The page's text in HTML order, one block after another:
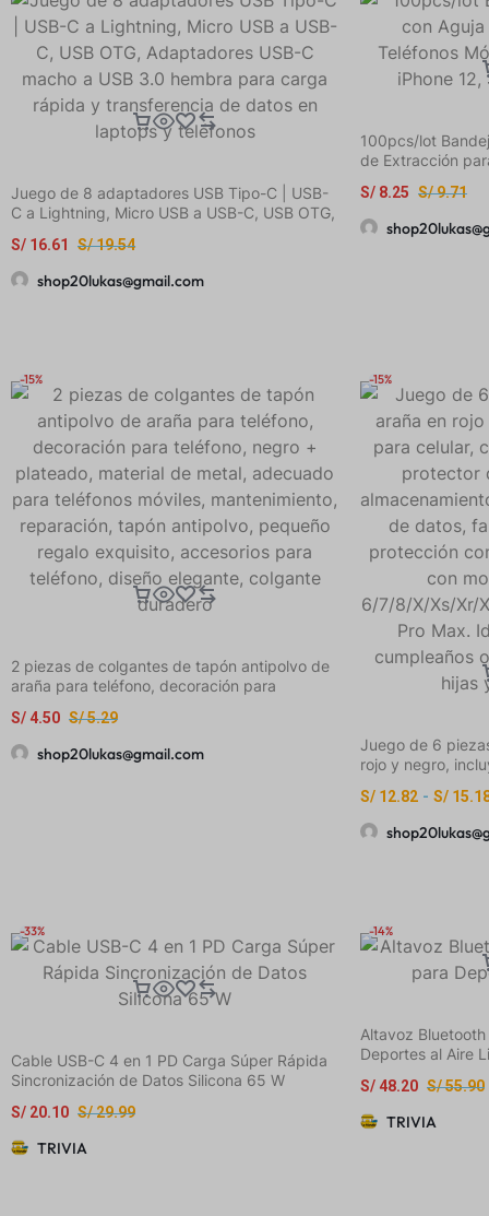
Juego de 8 adaptadores USB Tipo-C | USB-
C a Lightning, Micro USB a USB-C, USB OTG,
hembra para carga rápida y transferencia de
datos en laptops y teléfonos
S/19.54
S/ 16.61
shop20lukas@gmail.com
100pcs/lot
de Extracción
HUAWEI S/9.71
S/ 8.25
-15%
2 piezas de colgantes de tapón antipolvo de
araña para teléfono, decoración para
adecuado para teléfonos móviles,
mantenimiento, reparación, tapón antipolvo,
pequeño regalo exquisito, accesorios para
S/5.29
S/ 4.50
shop20lukas@gmail.com
-15%
Juego de 6
rojo y negro,
correa de
cable de datos,
protección
S/ 12.82 - S/
-33%
Cable USB-C 4 en 1 PD Carga Súper Rápida
Sincronización de Datos Silicona 65 W
S/29.99
S/ 20.10
TRIVIA
-14%
Altavoz
Deportes al Aire
S/55.90
S/ 48.20
TRIVIA